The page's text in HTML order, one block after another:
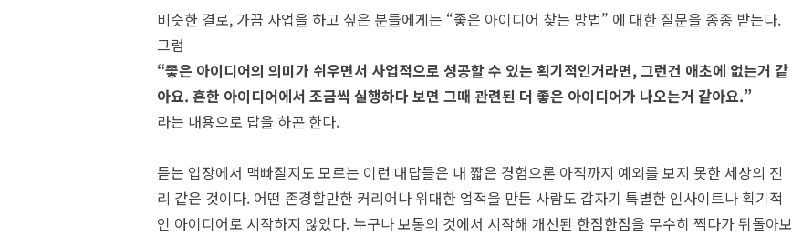
비슷한 결로, 가끔 사업을 하고 싶은 분들에게는 “좋은 아이디어 찾는 방법” 에 대한 질문을 종종 받는다.
그럼
“좋은 아이디어의 의미가 쉬우면서 사업적으로 성공할 수 있는 획기적인거라면, 그런건 애초에 없는거 같
아요. 흔한 아이디어에서 조금씩 실행하다 보면 그때 관련된 더 좋은 아이디어가 나오는거 같아요.”
라는 내용으로 답을 하곤 한다.
듣는 입장에서 맥빠질지도 모르는 이런 대답들은 내 짧은 경험으론 아직까지 예외를 보지 못한 세상의 진
리 같은 것이다. 어떤 존경할만한 커리어나 위대한 업적을 만든 사람도 갑자기 특별한 인사이트나 획기적
인 아이디어로 시작하지 않았다. 누구나 보통의 것에서 시작해 개선된 한점한점을 무수히 찍다가 뒤돌아보